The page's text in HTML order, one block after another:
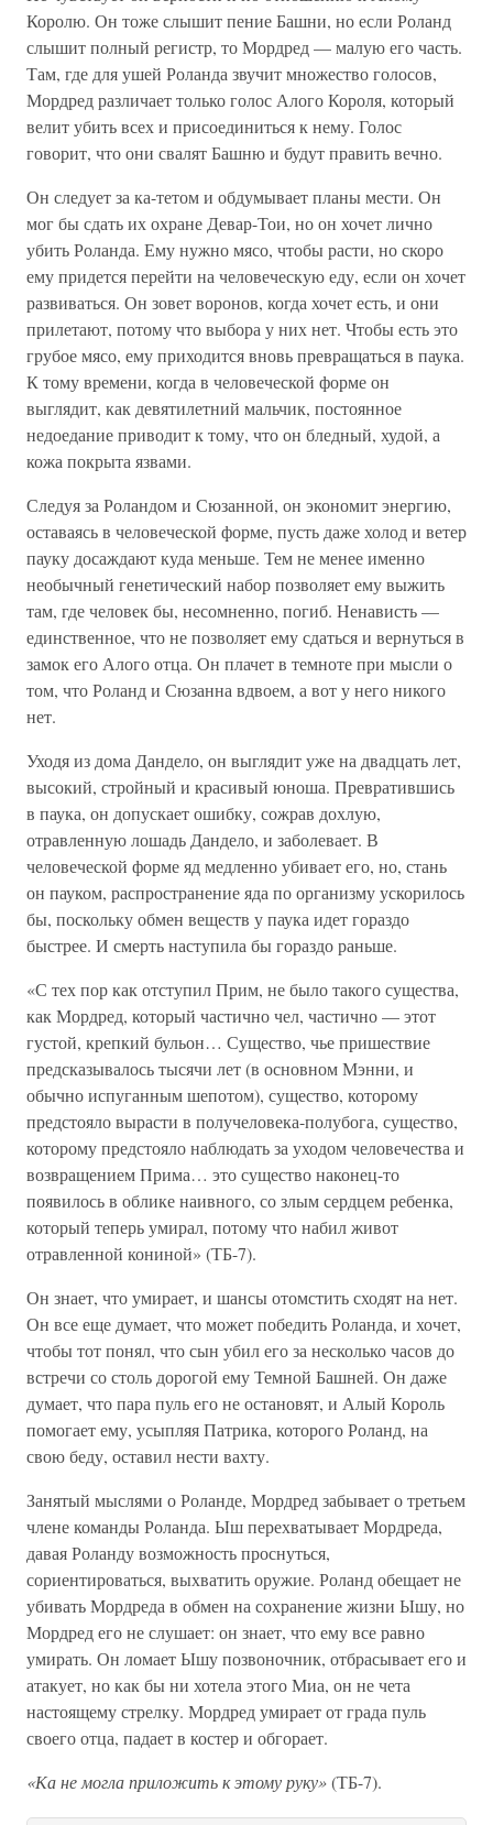
Королю. Он тоже слышит пение Башни, но если Роланд
слышит полный регистр, то Мордред — малую его часть.
Там, где для ушей Роланда звучит множество голосов,
Мордред различает только голос Алого Короля, который
велит убить всех и присоединиться к нему. Голос
говорит, что они свалят Башню и будут править вечно.
Он следует за ка-тетом и обдумывает планы мести. Он
мог бы сдать их охране Девар-Тои, но он хочет лично
убить Роланда. Ему нужно мясо, чтобы расти, но скоро
ему придется перейти на человеческую еду, если он хочет
развиваться. Он зовет воронов, когда хочет есть, и они
прилетают, потому что выбора у них нет. Чтобы есть это
грубое мясо, ему приходится вновь превращаться в паука.
К тому времени, когда в человеческой форме он
выглядит, как девятилетний мальчик, постоянное
недоедание приводит к тому, что он бледный, худой, а
кожа покрыта язвами.
Следуя за Роландом и Сюзанной, он экономит энергию,
оставаясь в человеческой форме, пусть даже холод и ветер
пауку досаждают куда меньше. Тем не менее именно
необычный генетический набор позволяет ему выжить
там, где человек бы, несомненно, погиб. Ненависть —
единственное, что не позволяет ему сдаться и вернуться в
замок его Алого отца. Он плачет в темноте при мысли о
том, что Роланд и Сюзанна вдвоем, а вот у него никого
нет.
Уходя из дома Дандело, он выглядит уже на двадцать лет,
высокий, стройный и красивый юноша. Превратившись
в паука, он допускает ошибку, сожрав дохлую,
отравленную лошадь Дандело, и заболевает. В
человеческой форме яд медленно убивает его, но, стань
он пауком, распространение яда по организму ускорилось
бы, поскольку обмен веществ у паука идет гораздо
быстрее. И смерть наступила бы гораздо раньше.
«С тех пор как отступил Прим, не было такого существа,
как Мордред, который частично чел, частично — этот
густой, крепкий бульон… Существо, чье пришествие
предсказывалось тысячи лет (в основном Мэнни, и
обычно испуганным шепотом), существо, которому
предстояло вырасти в получеловека-полубога, существо,
которому предстояло наблюдать за уходом человечества и
возвращением Прима… это существо наконец-то
появилось в облике наивного, со злым сердцем ребенка,
который теперь умирал, потому что набил живот
отравленной кониной» (ТБ-7).
Он знает, что умирает, и шансы отомстить сходят на нет.
Он все еще думает, что может победить Роланда, и хочет,
чтобы тот понял, что сын убил его за несколько часов до
встречи со столь дорогой ему Темной Башней. Он даже
думает, что пара пуль его не остановят, и Алый Король
помогает ему, усыпляя Патрика, которого Роланд, на
свою беду, оставил нести вахту.
Занятый мыслями о Роланде, Мордред забывает о третьем
члене команды Роланда. Ыш перехватывает Мордреда,
давая Роланду возможность проснуться,
сориентироваться, выхватить оружие. Роланд обещает не
убивать Мордреда в обмен на сохранение жизни Ышу, но
Мордред его не слушает: он знает, что ему все равно
умирать. Он ломает Ышу позвоночник, отбрасывает его и
атакует, но как бы ни хотела этого Миа, он не чета
настоящему стрелку. Мордред умирает от града пуль
своего отца, падает в костер и обгорает.
«Ка не могла приложить к этому руку»(ТБ-7).